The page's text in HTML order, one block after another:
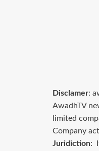
Disclamer:
AwadhTV
limited
Company
Juridiction: